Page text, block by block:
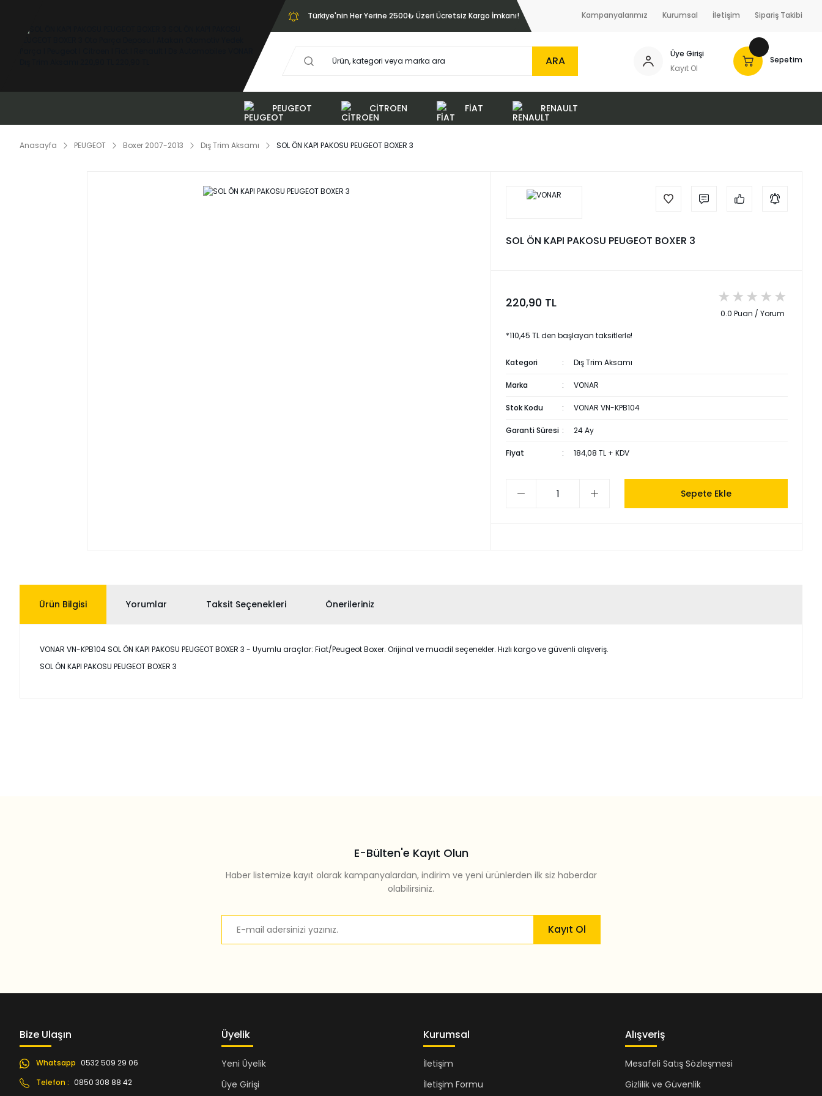
Türkiye'nin Her Yerine 2500₺ Üzeri Ücretsiz Kargo İmkanı! Kampanyalarımız Kurumsal İletişim Sipariş Takibi
ARA
Üye Girişi
Kayıt Ol
Sepetim
PEUGEOT CİTROEN FİAT RENAULT
Anasayfa PEUGEOT Boxer 2007-2013 Dış Trim Aksamı SOL ÖN KAPI PAKOSU PEUGEOT BOXER 3
SOL ÖN KAPI PAKOSU PEUGEOT BOXER 3
220,90 TL
0.0 Puan / Yorum
*110,45 TL den başlayan taksitlerle!
Kategori Dış Trim Aksamı
Marka VONAR
Stok Kodu VONAR VN-KPB104
Garanti Süresi 24 Ay
Fiyat 184,08 TL + KDV
Sepete Ekle
Ürün Bilgisi Yorumlar Taksit Seçenekleri Önerileriniz
VONAR VN-KPB104 SOL ÖN KAPI PAKOSU PEUGEOT BOXER 3 - Uyumlu araçlar: Fiat/Peugeot Boxer. Orijinal ve muadil seçenekler. Hızlı kargo ve güvenli alışveriş.
SOL ÖN KAPI PAKOSU PEUGEOT BOXER 3
Gönder
E-Bülten'e Kayıt Olun
Haber listemize kayıt olarak kampanyalardan, indirim ve yeni ürünlerden ilk siz haberdar
olabilirsiniz.
Kayıt Ol
Bize Ulaşın
Whatsapp 0532 509 29 06
Telefon : 0850 308 88 42
Üyelik
Yeni Üyelik
Üye Girişi
Kurumsal
İletişim
İletişim Formu
Alışveriş
Mesafeli Satış Sözleşmesi
Gizlilik ve Güvenlik